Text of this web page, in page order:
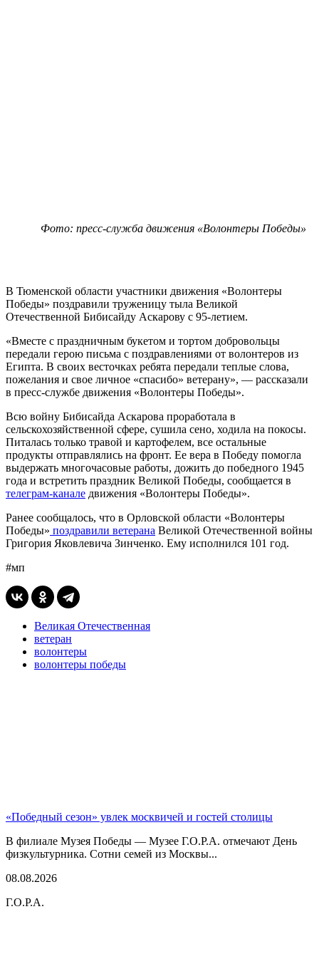
Фото: пресс-служба движения «Волонтеры Победы»
В Тюменской области участники движения «Волонтеры
Победы» поздравили труженицу тыла Великой
Отечественной Бибисайду Аскарову с 95-летием.
«Вместе с праздничным букетом и тортом добровольцы
передали герою письма с поздравлениями от волонтеров из
Египта. В своих весточках ребята передали теплые слова,
пожелания и свое личное «спасибо» ветерану», — рассказали
в пресс-службе движения «Волонтеры Победы».
Всю войну Бибисайда Аскарова проработала в
сельскохозяйственной сфере, сушила сено, ходила на покосы.
Питалась только травой и картофелем, все остальные
продукты отправлялись на фронт. Ее вера в Победу помогла
выдержать многочасовые работы, дожить до победного 1945
года и встретить праздник Великой Победы, сообщается в
телеграм-канале движения «Волонтеры Победы».
Ранее сообщалось, что в Орловской области «Волонтеры
Победы» поздравили ветерана Великой Отечественной войны
Григория Яковлевича Зинченко. Ему исполнился 101 год.
#мп
Великая Отечественная
ветеран
волонтеры
волонтеры победы
«Победный сезон» увлек москвичей и гостей столицы
В филиале Музея Победы — Музее Г.О.Р.А. отмечают День
физкультурника. Сотни семей из Москвы...
08.08.2026
Г.О.Р.А.